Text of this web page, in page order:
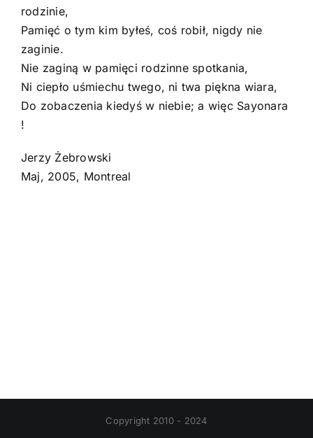
rodzinie,
Pamięć o tym kim byłeś, coś robił, nigdy nie
zaginie.
Nie zaginą w pamięci rodzinne spotkania,
Ni ciepło uśmiechu twego, ni twa piękna wiara,
Do zobaczenia kiedyś w niebie; a więc Sayonara
!
Jerzy Żebrowski
Maj, 2005, Montreal
Copyright 2010 - 2024